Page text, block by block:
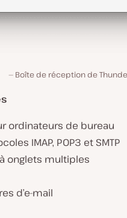
Boîte de réception de
ordinateurs de bureau
IMAP, POP3 et SMTP
onglets multiples
d’e-mail